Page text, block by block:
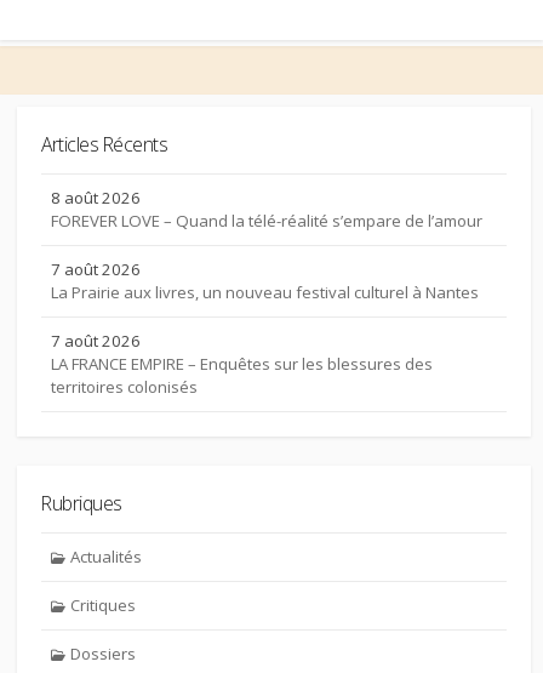
Articles Récents
8 août 2026
FOREVER LOVE – Quand la télé-réalité s’empare de l’amour
7 août 2026
La Prairie aux livres, un nouveau festival culturel à Nantes
7 août 2026
LA FRANCE EMPIRE – Enquêtes sur les blessures des
territoires colonisés
Rubriques
Actualités
Critiques
Dossiers